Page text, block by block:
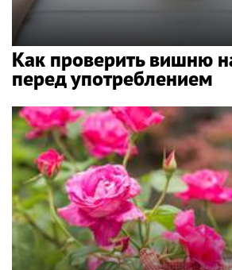
Как проверить вишню
перед употреблением